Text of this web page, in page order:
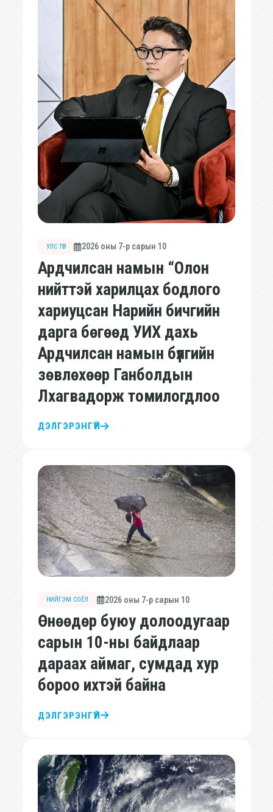
УЛС ТӨР 2026 оны 7-р сарын 10
Ардчилсан намын “Олон
нийттэй харилцах бодлого
хариуцсан Нарийн бичгийн
дарга бөгөөд УИХ дахь
Ардчилсан намын бүлгийн
зөвлөхөөр Ганболдын
Лхагвадорж томилогдлоо
ДЭЛГЭРЭНГҮЙ
НИЙГЭМ СОЁЛ 2026 оны 7-р сарын 10
Өнөөдөр буюу долоодугаар
сарын 10-ны байдлаар
дараах аймаг, сумдад хур
бороо ихтэй байна
ДЭЛГЭРЭНГҮЙ